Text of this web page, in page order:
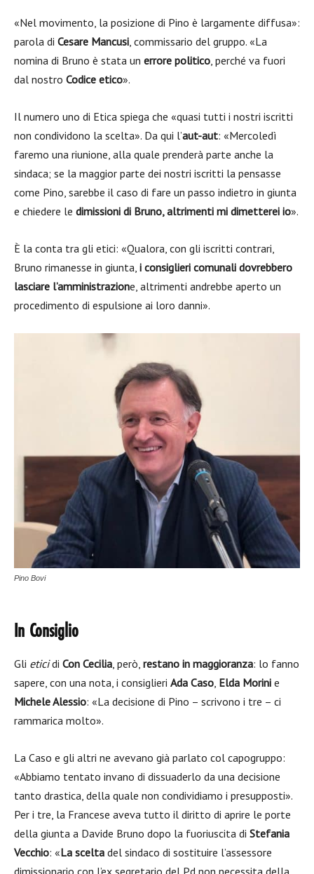
«Nel movimento, la posizione di Pino è largamente diffusa»:
parola di Cesare Mancusi, commissario del gruppo. «La
nomina di Bruno è stata un errore politico, perché va fuori
dal nostro Codice etico».
Il numero uno di Etica spiega che «quasi tutti i nostri iscritti
non condividono la scelta». Da qui l’aut-aut: «Mercoledì
faremo una riunione, alla quale prenderà parte anche la
sindaca; se la maggior parte dei nostri iscritti la pensasse
come Pino, sarebbe il caso di fare un passo indietro in giunta
e chiedere le dimissioni di Bruno, altrimenti mi dimetterei io».
È la conta tra gli etici: «Qualora, con gli iscritti contrari,
Bruno rimanesse in giunta, i consiglieri comunali dovrebbero
lasciare l’amministrazione, altrimenti andrebbe aperto un
procedimento di espulsione ai loro danni».
Pino Bovi
In Consiglio
Gli eticidi Con Cecilia, però, restano in maggioranza: lo fanno
sapere, con una nota, i consiglieri Ada Caso, Elda Morini e
Michele Alessio: «La decisione di Pino – scrivono i tre – ci
rammarica molto».
La Caso e gli altri ne avevano già parlato col capogruppo:
«Abbiamo tentato invano di dissuaderlo da una decisione
tanto drastica, della quale non condividiamo i presupposti».
Per i tre, la Francese aveva tutto il diritto di aprire le porte
della giunta a Davide Bruno dopo la fuoriuscita di Stefania
Vecchio: «La scelta del sindaco di sostituire l’assessore